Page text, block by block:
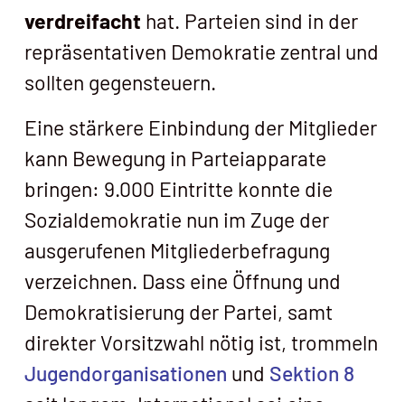
verdreifacht hat. Parteien sind in der
repräsentativen Demokratie zentral und
sollten gegensteuern.
Eine stärkere Einbindung der Mitglieder
kann Bewegung in Parteiapparate
bringen: 9.000 Eintritte konnte die
Sozialdemokratie nun im Zuge der
ausgerufenen Mitgliederbefragung
verzeichnen. Dass eine Öffnung und
Demokratisierung der Partei, samt
direkter Vorsitzwahl nötig ist, trommeln
Jugendorganisationen und Sektion 8